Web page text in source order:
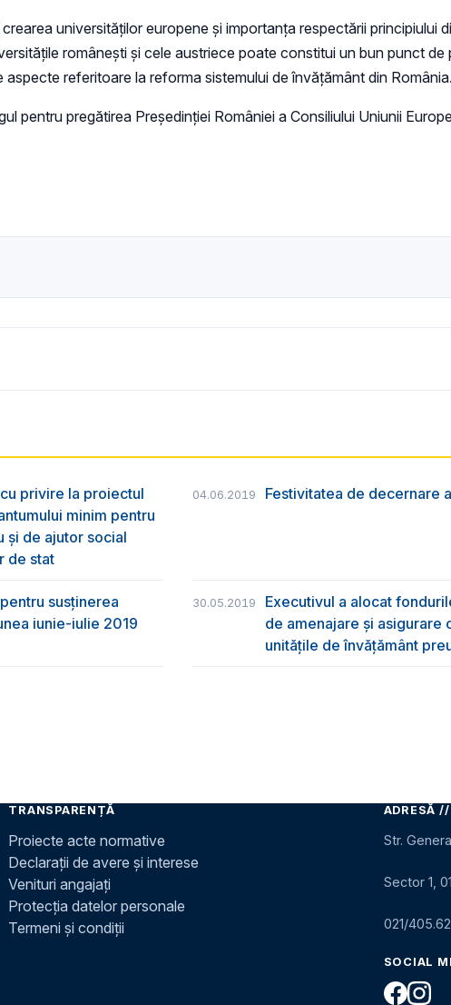
universităților europene și importanța respectării principiului
românești și cele austriece poate constitui un bun punct
referitoare la reforma sistemului de învățământ din România.
pentru pregătirea Președinției României a Consiliului Uniunii
privire la proiectul
minim pentru
și de ajutor social
de stat
04.06.2019 Festivitatea de decernare
susţinerea
iunie-iulie 2019
30.05.2019
Executivul a alocat
de amenajare și asigurare
unitățile de învățământ
TRANSPARENȚĂ
Proiecte acte normative
Declarații de avere și interese
Venituri angajați
Protecția datelor personale
Termeni și condiții
ADRESĂ
Str.
Sector 1,
021/
SOCIAL